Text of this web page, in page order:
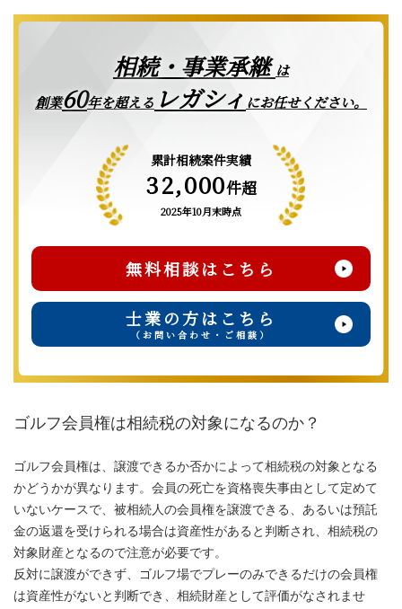
相続・事業承継は
創業60年を超える レガシィ にお任せください。
累計相続案件実績
32,000件超
2025年10月末時点
無料相談はこちら
士業の方はこちら
（お問い合わせ・ご相談）
ゴルフ会員権は相続税の対象になるのか？
ゴルフ会員権は、譲渡できるか否かによって相続税の対象となる
かどうかが異なります。会員の死亡を資格喪失事由として定めて
いないケースで、被相続人の会員権を譲渡できる、あるいは預託
金の返還を受けられる場合は資産性があると判断され、相続税の
対象財産となるので注意が必要です。
反対に譲渡ができず、ゴルフ場でプレーのみできるだけの会員権
は資産性がないと判断でき、相続財産として評価がなされませ